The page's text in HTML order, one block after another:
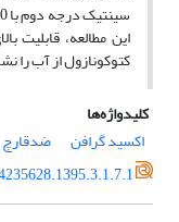
این مطالعه،
کتوکونازول از آب را
کلیدواژه‌ها
اکسید گرافن
ضدقارچ